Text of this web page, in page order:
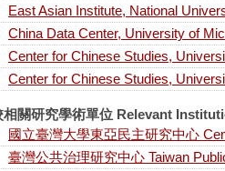
East Asian Institute, National
China Data Center, University of
Center for Chinese Studies,
Center for Chinese Studies,
相關研究學術單位 Relevant
國立臺灣大學東亞民主研究中心
臺灣公共治理研究中心 Taiwan